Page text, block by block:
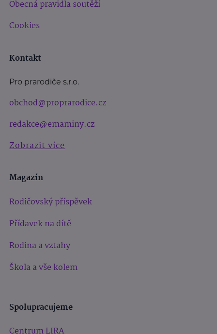
Obecná pravidla soutěží
Cookies
Kontakt
Pro prarodiče s.r.o.
obchod@proprarodice.cz
redakce@emaminy.cz
Zobrazit více
Magazín
Rodičovský příspěvek
Přídavek na dítě
Rodina a vztahy
Škola a vše kolem
Spolupracujeme
Centrum LIRA